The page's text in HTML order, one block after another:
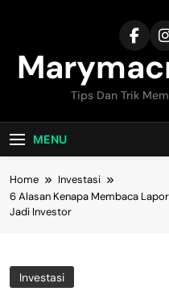
Tips Dan Trik
MENU
Home
Investasi
6 Alasan Kenapa Membaca
Jadi Investor
Investasi